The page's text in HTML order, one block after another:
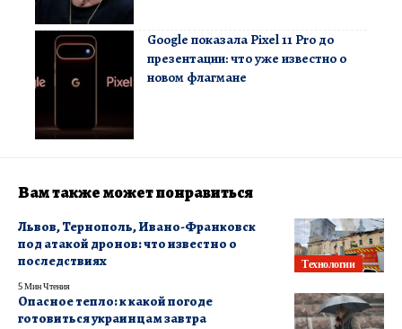
Google показала Pixel 11 Pro до
презентации: что уже известно о
новом флагмане
Вам также может понравиться
Технологии
Львов, Тернополь, Ивано-Франковск
под атакой дронов: что известно о
последствиях
5 Мин Чтения
Опасное тепло: к какой погоде
готовиться украинцам завтра